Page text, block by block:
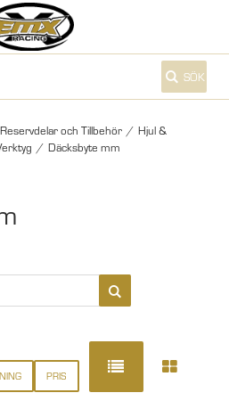
SÖK
Reservdelar och Tillbehör / Hjul &
/ Däcksbyte mm
PRIS